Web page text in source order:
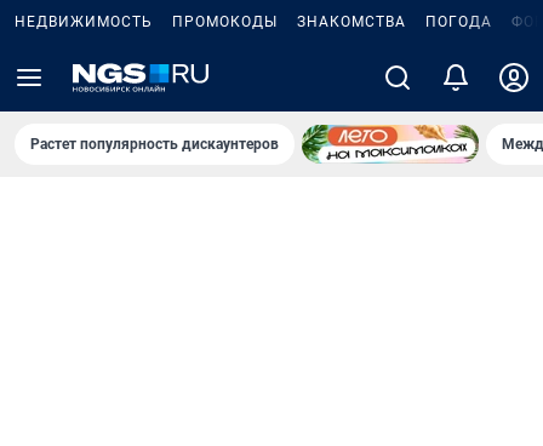
НЕДВИЖИМОСТЬ ПРОМОКОДЫ ЗНАКОМСТВА ПОГОДА
Растет популярность дискаунтеров